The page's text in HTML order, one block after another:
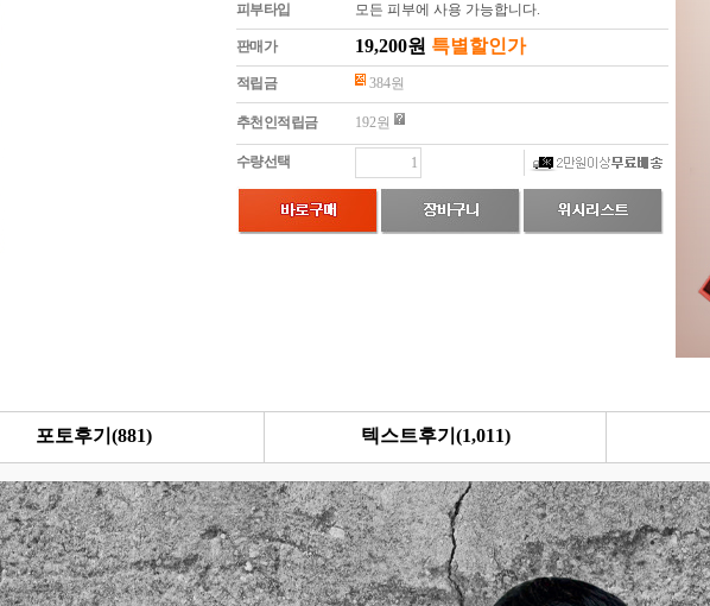
피부타입 모든 피부에 사용 가능합니다.
판매가 19,200원 특별할인가
적립금 384원
추천인적립금 192원
수량선택
포토후기(881) 텍스트후기(1,011)